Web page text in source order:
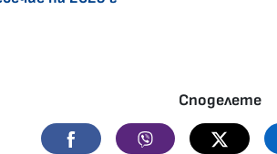
Споделете
Facebook Viber Twitter